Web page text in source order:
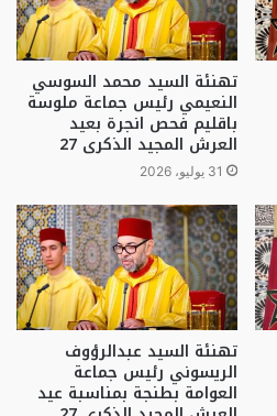
تهنئة السيد محمد السوسي
النعيمي رئيس جماعة ملوسة
باقليم فحص انجرة بعيد
العرش المجيد الذكرى 27
31 يوليو، 2026
تهنئة السيد عبدالرؤوف
الريسوني رئيس جماعة
العوامة بطنجة بمناسبة عيد